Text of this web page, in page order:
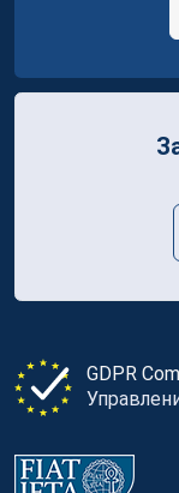
GDPR